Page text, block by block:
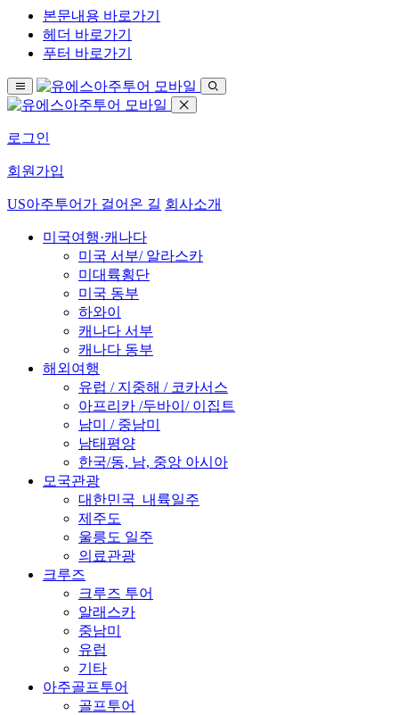
본문내용 바로가기
헤더 바로가기
푸터 바로가기
로그인
회원가입
US아주투어가 걸어온 길 회사소개
미국여행·캐나다
미국 서부/ 알라스카
미대륙횡단
미국 동부
하와이
캐나다 서부
캐나다 동부
해외여행
유럽 / 지중해 / 코카서스
아프리카 /두바이/ 이집트
남미 / 중남미
남태평양
한국/동, 남, 중앙 아시아
모국관광
대한민국_내륙일주
제주도
울릉도 일주
의료관광
크루즈
크루즈 투어
알래스카
중남미
유럽
기타
아주골프투어
골프투어